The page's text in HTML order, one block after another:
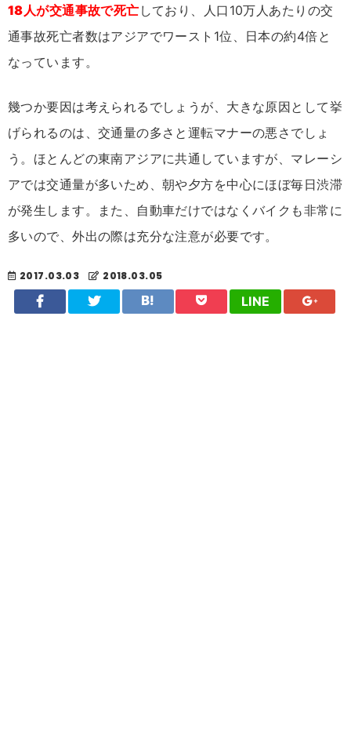
18人が交通事故で死亡 しており、人口10万人あたりの交
通事故死亡者数はアジアでワースト1位、日本の約4倍と
なっています。
幾つか要因は考えられるでしょうが、大きな原因として挙
げられるのは、交通量の多さと運転マナーの悪さでしょ
う。ほとんどの東南アジアに共通していますが、マレーシ
アでは交通量が多いため、朝や夕方を中心にほぼ毎日渋滞
が発生します。また、自動車だけではなくバイクも非常に
多いので、外出の際は充分な注意が必要です。
2017.03.03 2018.03.05
LINE